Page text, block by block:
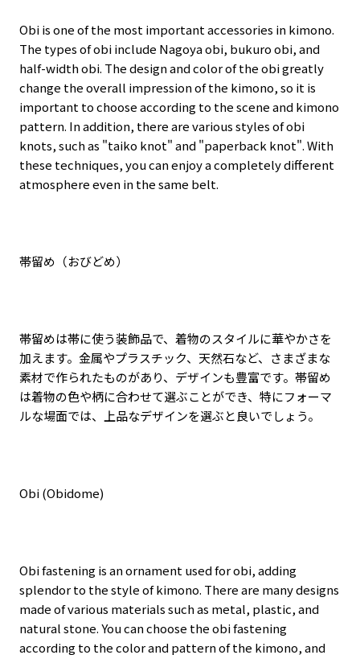
Obi is one of the most important accessories in kimono.
The types of obi include Nagoya obi, bukuro obi, and
half-width obi. The design and color of the obi greatly
change the overall impression of the kimono, so it is
important to choose according to the scene and kimono
pattern. In addition, there are various styles of obi
knots, such as "taiko knot" and "paperback knot". With
these techniques, you can enjoy a completely different
atmosphere even in the same belt.
帯留め（おびどめ）
帯留めは帯に使う装飾品で、着物のスタイルに華やかさを
加えます。金属やプラスチック、天然石など、さまざまな
素材で作られたものがあり、デザインも豊富です。帯留め
は着物の色や柄に合わせて選ぶことができ、特にフォーマ
ルな場面では、上品なデザインを選ぶと良いでしょう。
Obi (Obidome)
Obi fastening is an ornament used for obi, adding
splendor to the style of kimono. There are many designs
made of various materials such as metal, plastic, and
natural stone. You can choose the obi fastening
according to the color and pattern of the kimono, and